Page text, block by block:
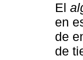
El
en
de
de